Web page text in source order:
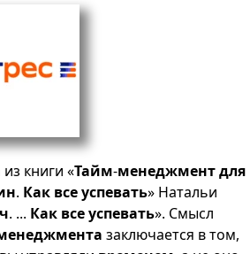
книги «Тайм-менеджментдля
. Как всеуспевать» Натальи
. ... Как всеуспевать». Смысл
заключается в том,